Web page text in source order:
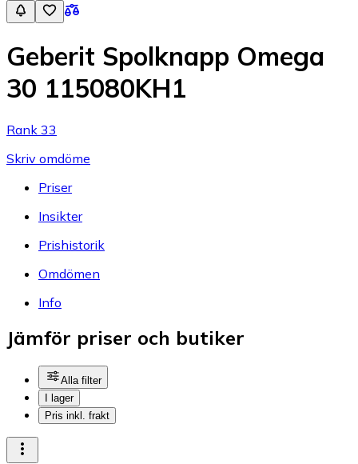
Geberit Spolknapp Omega
30 115080KH1
Rank 33
Skriv omdöme
Priser
Insikter
Prishistorik
Omdömen
Info
Jämför priser och butiker
Alla filter
I lager
Pris inkl. frakt